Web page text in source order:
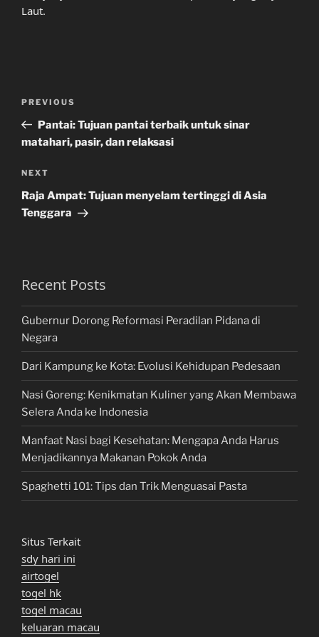
Laut.
Previous
Post
PREVIOUS
Pantai: Tujuan pantai terbaik untuk sinar
matahari, pasir, dan relaksasi
Next
Post
NEXT
Raja Ampat: Tujuan menyelam tertinggi di Asia
Tenggara
Recent Posts
Gubernur Dorong Reformasi Peradilan Pidana di
Negara
Dari Kampung ke Kota: Evolusi Kehidupan Pedesaan
Nasi Goreng: Kenikmatan Kuliner yang Akan Membawa
Selera Anda ke Indonesia
Manfaat Nasi bagi Kesehatan: Mengapa Anda Harus
Menjadikannya Makanan Pokok Anda
Spaghetti 101: Tips dan Trik Menguasai Pasta
Situs Terkait
sdy hari ini
airtogel
togel hk
togel macau
keluaran macau